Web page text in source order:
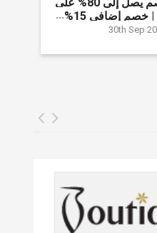
خصم إضافي 15%
كوبونات فوغا كلوزيت
كود خصم فوغا كلوسيت